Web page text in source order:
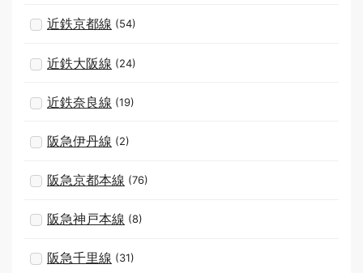
近鉄京都線 (54)
近鉄大阪線 (24)
近鉄奈良線 (19)
阪急伊丹線 (2)
阪急京都本線 (76)
阪急神戸本線 (8)
阪急千里線 (31)